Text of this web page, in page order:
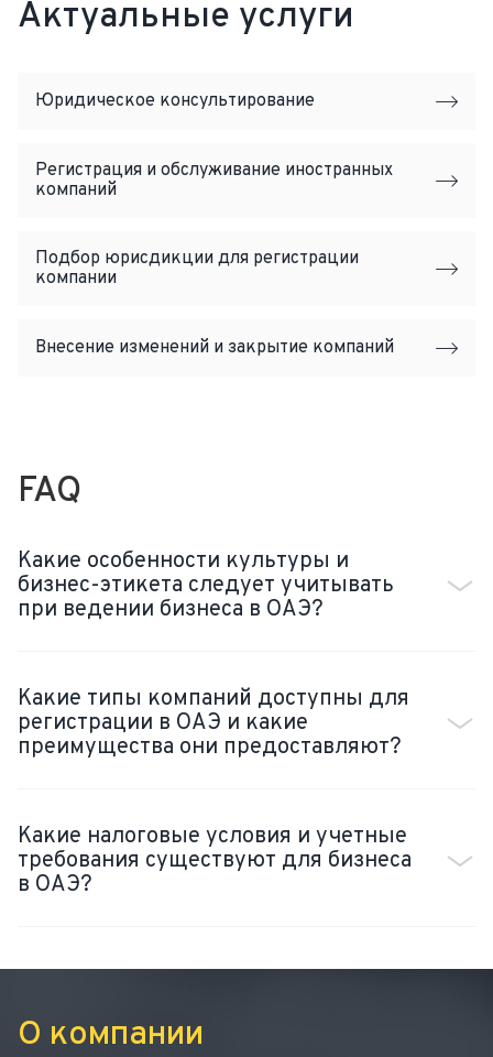
Актуальные услуги
Юридическое консультирование
Регистрация и обслуживание иностранных
компаний
Подбор юрисдикции для регистрации
компании
Внесение изменений и закрытие компаний
FAQ
Какие особенности культуры и
бизнес-этикета следует учитывать
при ведении бизнеса в ОАЭ?
Какие типы компаний доступны для
регистрации в ОАЭ и какие
преимущества они предоставляют?
Какие налоговые условия и учетные
требования существуют для бизнеса
в ОАЭ?
О компании